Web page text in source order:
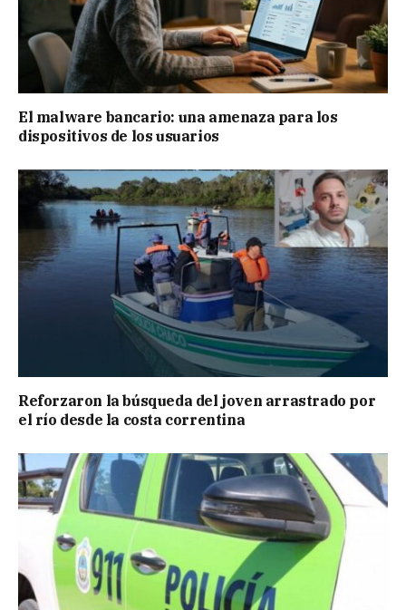
El malware bancario: una amenaza para los
dispositivos de los usuarios
Reforzaron la búsqueda del joven arrastrado por
el río desde la costa correntina